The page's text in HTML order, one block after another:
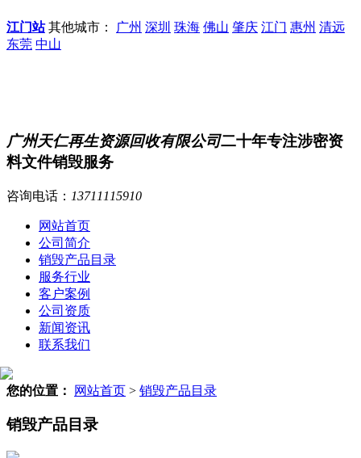
江门站其他城市： 广州 深圳 珠海 佛山 肇庆 江门 惠州 清远
东莞 中山
广州天仁再生资源回收有限公司二十年专注涉密资
料文件销毁服务
咨询电话： 13711115910
网站首页
公司简介
销毁产品目录
服务行业
客户案例
公司资质
新闻资讯
联系我们
您的位置： 网站首页 > 销毁产品目录
销毁产品目录